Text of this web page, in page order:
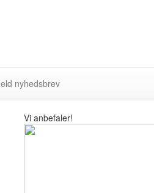
nyhedsbrev
Vi anbefaler!